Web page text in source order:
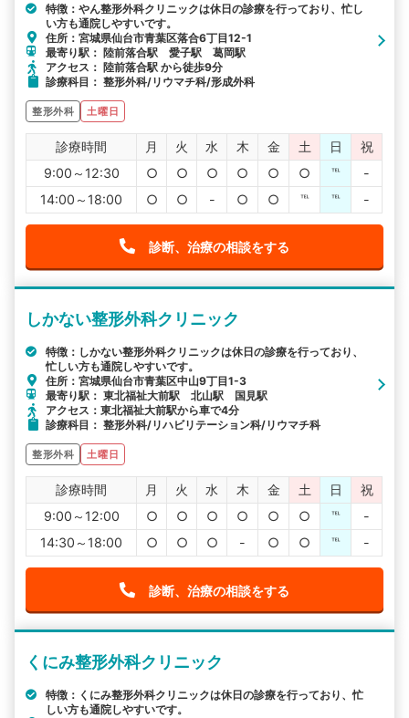
特徴：やん整形外科クリニックは休日の診療を行っており、忙し
い方も通院しやすいです。
住所：宮城県仙台市青葉区落合6丁目12-1
最寄り駅： 陸前落合駅 愛子駅 葛岡駅
アクセス： 陸前落合駅 から徒歩9分
診療科目： 整形外科/リウマチ科/形成外科
整形外科 土曜日
診療時間 月 火 水 木 金 土 日
祝
9:00～12:30
○ ○ ○ ○ ○ ○ ℡
-
14:00～18:00
○ ○ - ○ ○ ℡ ℡ -
診断、治療の相談をする
しかない整形外科クリニック
特徴：しかない整形外科クリニックは休日の診療を行っており、
忙しい方も通院しやすいです。
住所：宮城県仙台市青葉区中山9丁目1-3
最寄り駅： 東北福祉大前駅 北山駅 国見駅
アクセス：東北福祉大前駅から車で4分
診療科目： 整形外科/リハビリテーション科/リウマチ科
整形外科 土曜日
診療時間 月 火 水 木 金 土 日
祝
9:00～12:00
○ ○ ○ ○ ○ ○ ℡
-
14:30～18:00
○ ○ ○ - ○ ○ ℡ -
診断、治療の相談をする
くにみ整形外科クリニック
特徴：くにみ整形外科クリニックは休日の診療を行っており、忙
しい方も通院しやすいです。